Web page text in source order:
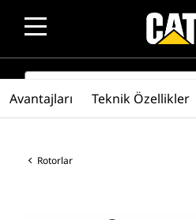
SEARCH
Rotorlar
Avantajları Teknik Özellikler